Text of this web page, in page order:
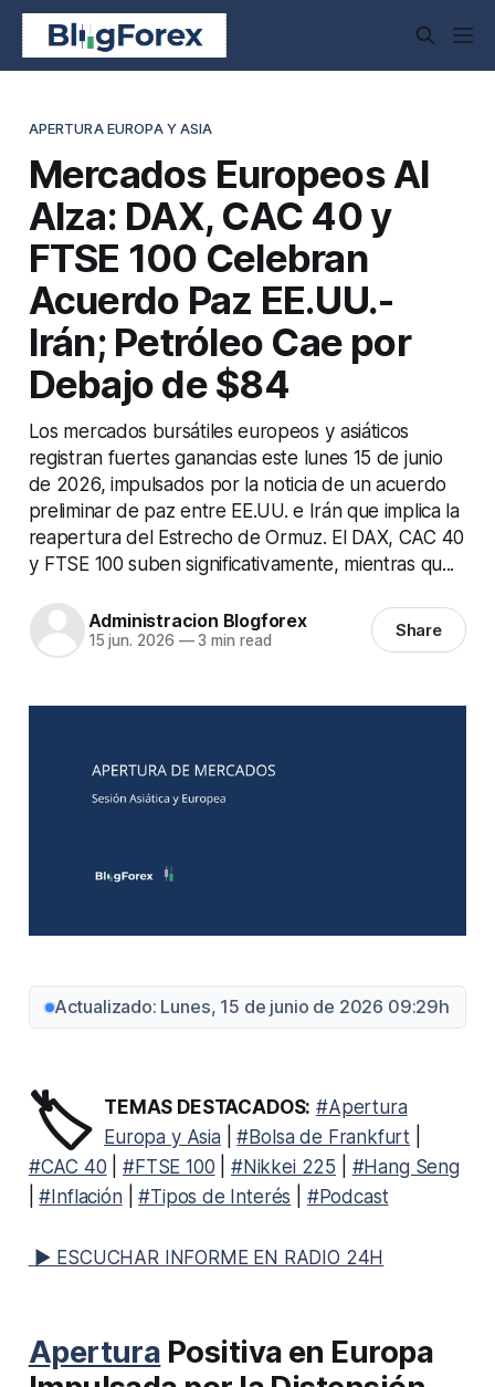
APERTURA EUROPA Y ASIA
Mercados Europeos Al
Alza: DAX, CAC 40 y
FTSE 100 Celebran
Acuerdo Paz EE.UU.-
Irán; Petróleo Cae por
Debajo de $84
Los mercados bursátiles europeos y asiáticos
registran fuertes ganancias este lunes 15 de junio
de 2026, impulsados por la noticia de un acuerdo
preliminar de paz entre EE.UU. e Irán que implica la
reapertura del Estrecho de Ormuz. El DAX, CAC 40
y FTSE 100 suben significativamente, mientras qu...
Administracion Blogforex
15 jun. 2026 —3 min read Share
Actualizado: Lunes, 15 de junio de 2026 09:29h
🏷️ TEMAS DESTACADOS: #Apertura
Europa y Asia|#Bolsa de Frankfurt
#CAC 40 |#FTSE 100 #Nikkei 225
#Hang Seng
|#Inflación|#Tipos de Interés #Podcast
▶ ESCUCHAR INFORME EN RADIO 24H
Apertura Positiva en Europa